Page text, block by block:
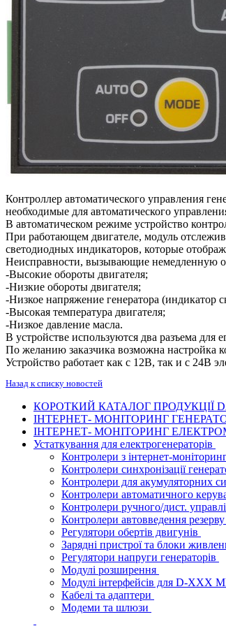
Контроллер автоматического управления
необходимые для автоматического
В автоматическом режиме устройство
При работающем двигателе, модуль
светодиодных индикаторов, которые
Неисправности, вызывающие немедленную
-Высокие обороты двигателя;
-Низкие обороты двигателя;
-Низкое напряжение генератора (индикатор
-Высокая температура двигателя;
-Низкое давление масла.
В устройстве используются два разъема для
По желанию заказчика возможна настройка
Устройство работает как с 12В, так и с 24В
Назад к списку новостей
КОРОТКИЙ КАТАЛОГ ПРОДУКЦІЇ
ІНТЕРНЕТ- МОНІТОРИНГ
ІНТЕРНЕТ- МОНІТОРИНГ
Устаткування для електрогенераторів
Контролери з інтернет-
Контролери синхронізації
Контролери для акумуляторних
Контролери автоматичного
Контролери ручного/дист.
Контролери автовведення резерву
Регулятори обертів двигунів
Зарядні пристрої та блоки
Регулятори напруги генераторів
Модулі розширення
Модулі інтерфейсів для D-XXX
Кабелі та адаптери
Модеми та шлюзи